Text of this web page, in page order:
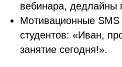
вебинара, дедлайны
Мотивационные
студентов: «Иван,
занятие сегодня!».